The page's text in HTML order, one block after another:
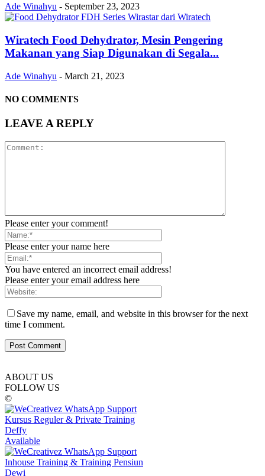
Ade Winahyu - September 23, 2023
Wiratech Food Dehydrator, Mesin Pengering
Makanan yang Siap Digunakan di Segala...
Ade Winahyu - March 21, 2023
NO COMMENTS
LEAVE A REPLY
Please enter your comment!
Please enter your name here
You have entered an incorrect email address!
Please enter your email address here
Save my name, email, and website in this browser for the next
time I comment.
ABOUT US
FOLLOW US
©
Kursus Reguler & Private Training
Deffy
Available
Inhouse Training & Training Pensiun
Dewi